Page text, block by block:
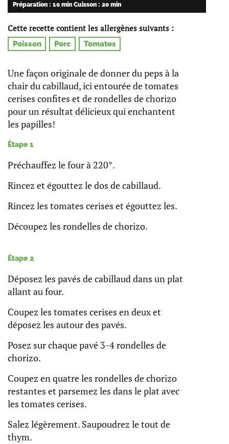
Préparation : 10 min Cuisson : 20 min
Cette recette contient les allergènes suivants :
Poisson Porc Tomates
Une façon originale de donner du peps à la
chair du cabillaud, ici entourée de tomates
cerises confites et de rondelles de chorizo
pour un résultat délicieux qui enchantent
les papilles!
Étape 1
Préchauffez le four à 220°.
Rincez et égouttez le dos de cabillaud.
Rincez les tomates cerises et égouttez les.
Découpez les rondelles de chorizo.
Étape 2
Déposez les pavés de cabillaud dans un plat
allant au four.
Coupez les tomates cerises en deux et
déposez les autour des pavés.
Posez sur chaque pavé 3-4 rondelles de
chorizo.
Coupez en quatre les rondelles de chorizo
restantes et parsemez les dans le plat avec
les tomates cerises.
Salez légèrement. Saupoudrez le tout de
thym.